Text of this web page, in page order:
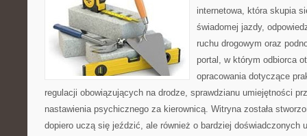
internetowa, która skupia
świadomej jazdy,
ruchu drogowym oraz
portal, w którym odbiorca
opracowania dotyczące
regulacji obowiązujących na drodze, sprawdzianu umiejętności
nastawienia psychicznego za kierownicą. Witryna została
dopiero uczą się jeździć, ale również o bardziej doświadczonych